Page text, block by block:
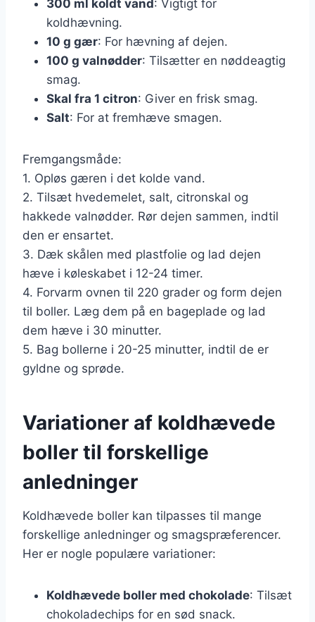
300 ml koldt vand : Vigtigt for
koldhævning.
10 g gær: For hævning af dejen.
100 g valnødder: Tilsætter en nøddeagtig
smag.
Skal fra 1 citron: Giver en frisk smag.
Salt: For at fremhæve smagen.
Fremgangsmåde:
1. Opløs gæren i det kolde vand.
2. Tilsæt hvedemelet, salt, citronskal og
hakkede valnødder. Rør dejen sammen, indtil
den er ensartet.
3. Dæk skålen med plastfolie og lad dejen
hæve i køleskabet i 12-24 timer.
4. Forvarm ovnen til 220 grader og form dejen
til boller. Læg dem på en bageplade og lad
dem hæve i 30 minutter.
5. Bag bollerne i 20-25 minutter, indtil de er
gyldne og sprøde.
Variationer af koldhævede
boller til forskellige
anledninger
Koldhævede boller kan tilpasses til mange
forskellige anledninger og smagspræferencer.
Her er nogle populære variationer:
Koldhævede boller med chokolade: Tilsæt
chokoladechips for en sød snack.